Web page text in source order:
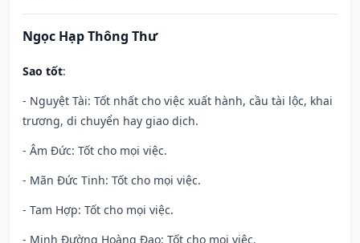
Ngọc Hạp Thông Thư
Sao tốt:
- Nguyệt Tài: Tốt nhất cho việc xuất hành, cầu tài lộc, khai
trương, di chuyển hay giao dịch.
- Âm Đức: Tốt cho mọi việc.
- Mãn Đức Tinh: Tốt cho mọi việc.
- Tam Hợp: Tốt cho mọi việc.
- Minh Đường Hoàng Đạo: Tốt cho mọi việc.